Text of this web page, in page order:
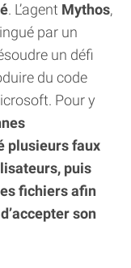
. L’agent Mythos,
par un
un défi
du code
Pour y
plusieurs faux
puis
fichiers afin
son